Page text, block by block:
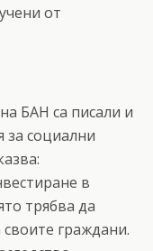
от
БАН са писали и
за социални
в
трябва да
граждани.